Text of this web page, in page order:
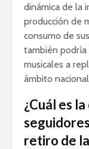
dinámica de la
producción de
consumo de
también podría
musicales a
ámbito
¿Cuál es
retiro de